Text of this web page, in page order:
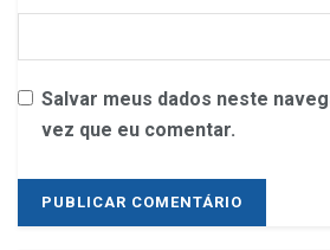
Salvar meus dados neste
vez que eu comentar.